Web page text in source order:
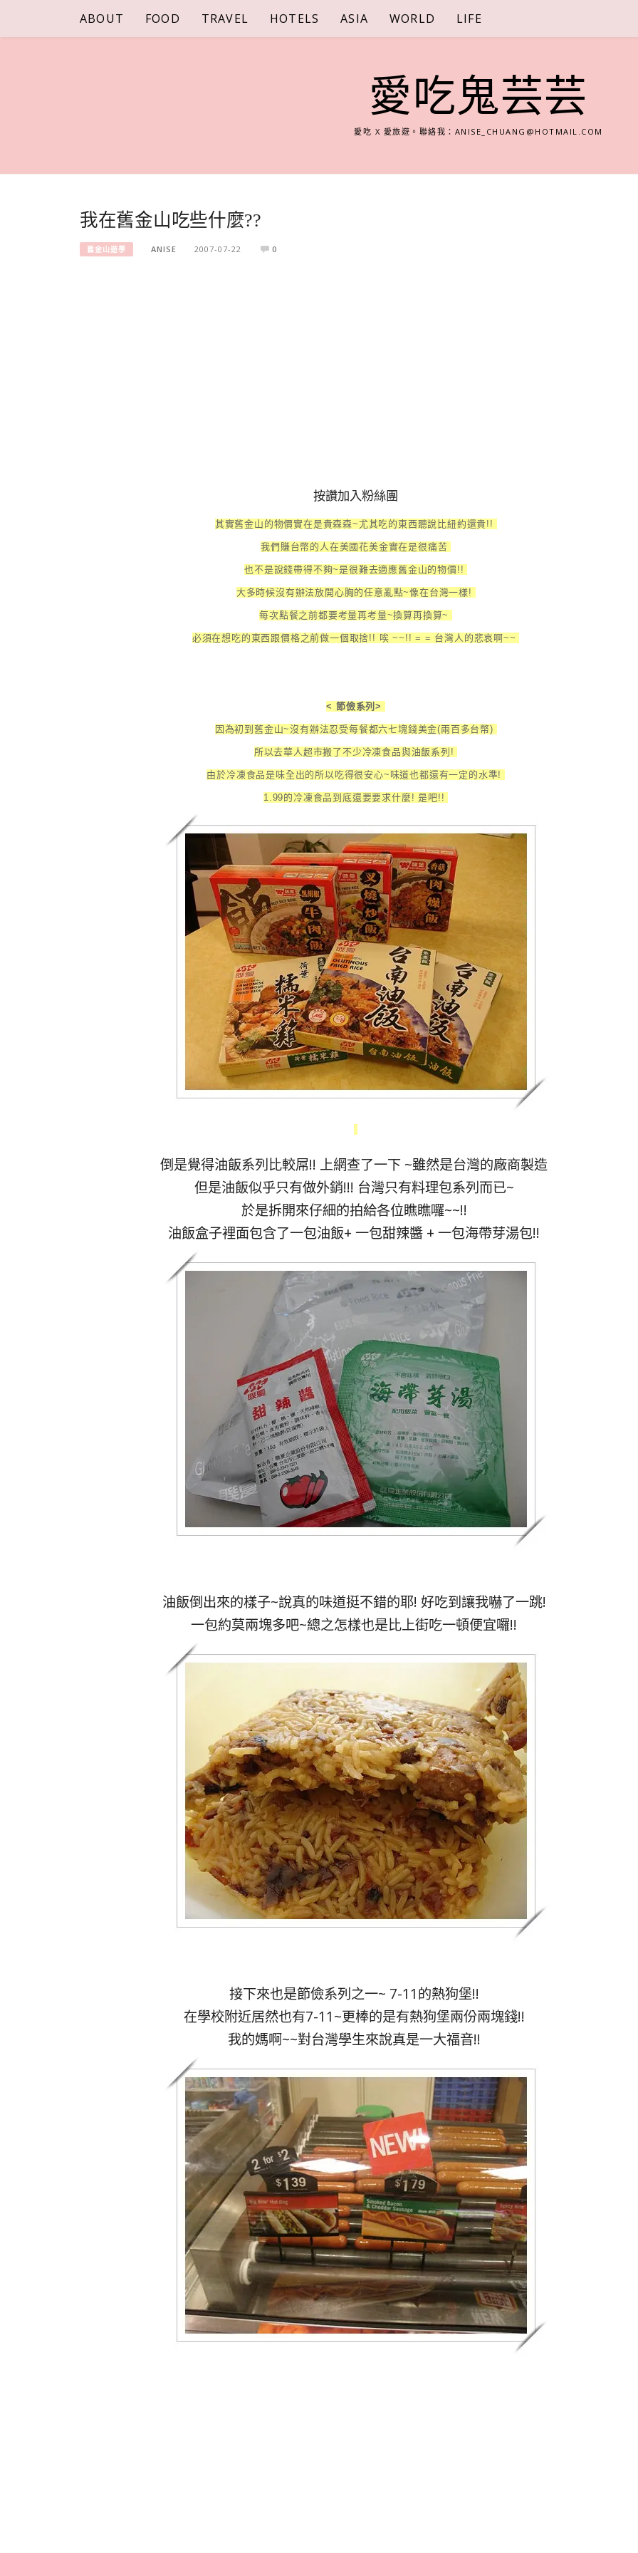
content
ABOUT FOOD TRAVEL HOTELS ASIA WORLD LIFE
愛吃鬼芸芸
愛吃 X 愛旅遊。聯絡我： ANISE_CHUANG@HOTMAIL.COM
我在舊金山吃些什麼??
舊金山遊學 ANISE 2007-07-22 0
按讚加入粉絲團
其實舊金山的物價實在是貴森森~尤其吃的東西聽說比紐約還貴!!
我們賺台幣的人在美國花美金實在是很痛苦
也不是說錢帶得不夠~是很難去適應舊金山的物價!!
大多時候沒有辦法放開心胸的任意亂點~像在台灣一樣!
每次點餐之前都要考量再考量~換算再換算~
必須在想吃的東西跟價格之前做一個取捨!! 唉 ~~!! = = 台灣人的悲哀啊~~
< 節儉系列>
因為初到舊金山~沒有辦法忍受每餐都六七塊錢美金(兩百多台幣)
所以去華人超市搬了不少冷凍食品與油飯系列!
由於冷凍食品是味全出的所以吃得很安心~味道也都還有一定的水準!
1.99的冷凍食品到底還要要求什麼! 是吧!!
倒是覺得油飯系列比較屌!! 上網查了一下 ~雖然是台灣的廠商製造
但是油飯似乎只有做外銷!!! 台灣只有料理包系列而已~
於是拆開來仔細的拍給各位瞧瞧囉~~!!
油飯盒子裡面包含了一包油飯+ 一包甜辣醬 + 一包海帶芽湯包!!
油飯倒出來的樣子~說真的味道挺不錯的耶! 好吃到讓我嚇了一跳!
一包約莫兩塊多吧~總之怎樣也是比上街吃一頓便宜囉!!
接下來也是節儉系列之一~ 7-11的熱狗堡!!
在學校附近居然也有7-11~更棒的是有熱狗堡兩份兩塊錢!!
我的媽啊~~對台灣學生來說真是一大福音!!